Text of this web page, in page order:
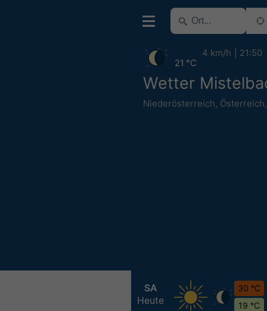
Wetter
Niederösterreich, Österreich
21 °C
4 km/h 21:50
SA
Heute
30 °C
19 °C